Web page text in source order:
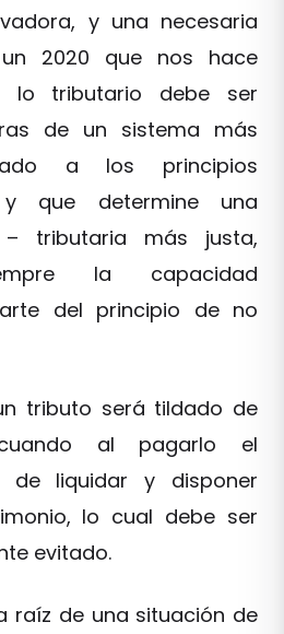
y una necesaria
2020 que nos hace
lo tributario debe ser
de un sistema más
a los principios
y que determine una
– tributaria más justa,
la capacidad
del principio de no
tributo será tildado de
cuando al pagarlo el
de liquidar y disponer
lo cual debe ser
evitado.
raíz de una situación de